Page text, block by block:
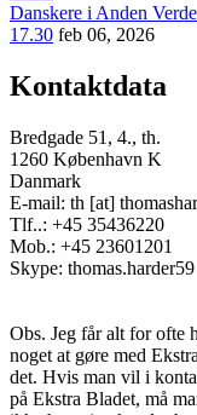
Danskere i Anden
17.30 feb 06, 2026
Kontaktdata
Bredgade 51, 4., th.
1260 København K
Danmark
E-mail: th [at]
Tlf..: +45 35436220
Mob.: +45 23601201
Skype: thomas.harder59
Obs. Jeg får alt for ofte
noget at gøre med
det. Hvis man vil i
på Ekstra Bladet, må